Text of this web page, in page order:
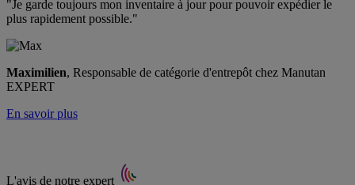
"Je garde toujours mon inventaire à jour pour pouvoir expédier le
plus rapidement possible."
Maximilien, Responsable de catégorie d'entrepôt chez Manutan
EXPERT
En savoir plus
L'avis de notre expert